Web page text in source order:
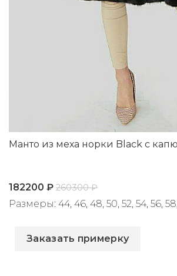
Манто из меха норки Black с
182200 ₽ 260300₽
Размеры: 44, 46, 48, 50, 52, 54, 56,
Заказать примерку